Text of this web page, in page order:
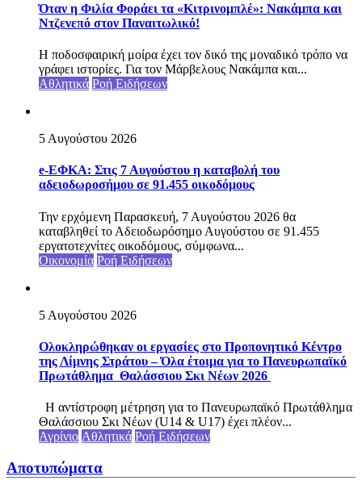
Όταν η Φιλία Φοράει τα «Κιτρινομπλέ»: Νακάμπα και
Ντζενεπό στον Παναιτωλικό!
Η ποδοσφαιρική μοίρα έχει τον δικό της μοναδικό τρόπο να
γράφει ιστορίες. Για τον Μάρβελους Νακάμπα και...
Αθλητικά Ροή Ειδήσεων
5 Αυγούστου 2026
e-ΕΦΚΑ: Στις 7 Αυγούστου η καταβολή του
αδειοδωροσήμου σε 91.455 οικοδόμους
Την ερχόμενη Παρασκευή, 7 Αυγούστου 2026 θα
καταβληθεί το Αδειοδωρόσημο Αυγούστου σε 91.455
εργατοτεχνίτες οικοδόμους, σύμφωνα...
Οικονομία Ροή Ειδήσεων
5 Αυγούστου 2026
Ολοκληρώθηκαν οι εργασίες στο Προπονητικό Κέντρο
της Λίμνης Στράτου – Όλα έτοιμα για το Πανευρωπαϊκό
Πρωτάθλημα Θαλάσσιου Σκι Νέων 2026
Η αντίστροφη μέτρηση για το Πανευρωπαϊκό Πρωτάθλημα
Θαλάσσιου Σκι Νέων (U14 & U17) έχει πλέον...
Αγρίνιο Αθλητικά Ροή Ειδήσεων
Αποτυπώματα